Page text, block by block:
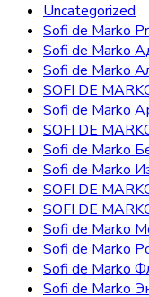
Uncategorized
Sofi de Marko
Sofi de Marko
Sofi de Marko
SOFI DE
Sofi de Marko
SOFI DE
Sofi de Marko
Sofi de Marko
SOFI DE
SOFI DE
Sofi de Marko
Sofi de Marko
Sofi de Marko
Sofi de Marko